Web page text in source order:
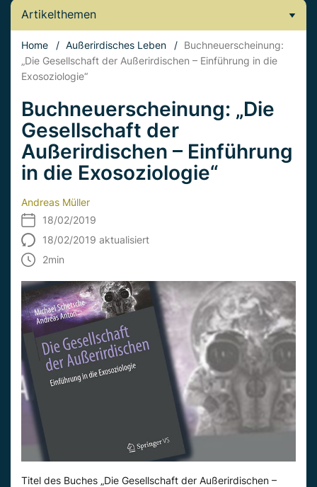
Artikelthemen
Home / Außerirdisches Leben / Buchneuerscheinung:
„Die Gesellschaft der Außerirdischen – Einführung in die
Exosoziologie“
Buchneuerscheinung: „Die
Gesellschaft der
Außerirdischen – Einführung
in die Exosoziologie“
Andreas Müller
18/02/2019
18/02/2019 aktualisiert
2min
Titel des Buches „Die Gesellschaft der Außerirdischen –